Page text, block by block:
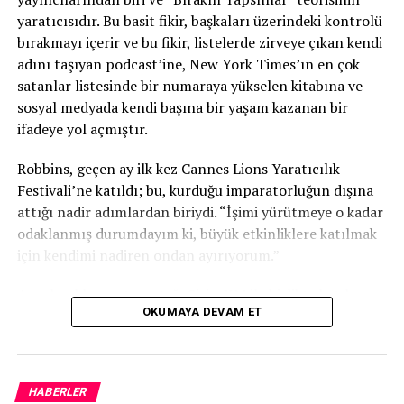
Ayrıca çapraz tanıtım ortağının yayın platformuna
(yani Stitcher, Wondery, iHeart) ihtiyacınız olacak.
İşte SmartPromos’u kurmayla ilgili adım adım hızlı
bir kılavuz:
Chartable Dashboard’unuzdan Pazarlama
bölümüne gidin ve SmartPromos’u seçin.
SmartPromos’a girdikten sonra, sağ üst köşedeki
“Promosyon Oluştur”u seçin.
Aşağıdaki üç soruyu cevaplayın:
nedir?
Reklam, bölüme dinamik olarak eklenecek
mi yoksa yayınlanacak mı?
yaratıcısıdır. Bu basit fikir, başkaları üzerindeki kontrolü
bırakmayı içerir ve bu fikir, listelerde zirveye çıkan kendi
adını taşıyan podcast’ine, New York Times’ın en çok
satanlar listesinde bir numaraya yükselen kitabına ve
sosyal medyada kendi başına bir yaşam kazanan bir
ifadeye yol açmıştır.
Robbins, geçen ay ilk kez Cannes Lions Yaratıcılık
Festivali’ne katıldı; bu, kurduğu imparatorluğun dışına
attığı nadir adımlardan biriydi. “İşimi yürütmeye o kadar
odaklanmış durumdayım ki, büyük etkinliklere katılmak
için kendimi nadiren ondan ayırıyorum.”
Ancak reklam satış ortağı SiriusXM ile birlikte katılmaya
davet edilmesiyle, 2026 festivali programına uyan ilk
Digiday, Robbins ile yapay zekanın medya ekosistemi
üzerindeki etkisini, podcast yayıncılığının
OKUMAYA DEVAM ET
HABERLER